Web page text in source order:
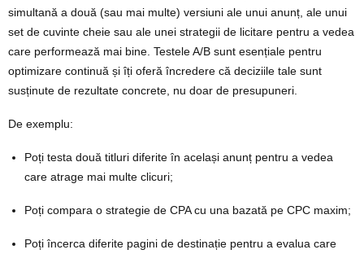
simultană a două (sau mai multe) versiuni ale unui anunț, ale unui
set de cuvinte cheie sau ale unei strategii de licitare pentru a vedea
care performează mai bine. Testele A/B sunt esențiale pentru
optimizare continuă și îți oferă încredere că deciziile tale sunt
susținute de rezultate concrete, nu doar de presupuneri.
De exemplu:
Poți testa două titluri diferite în același anunț pentru a vedea
care atrage mai multe clicuri;
Poți compara o strategie de CPA cu una bazată pe CPC maxim;
Poți încerca diferite pagini de destinație pentru a evalua care